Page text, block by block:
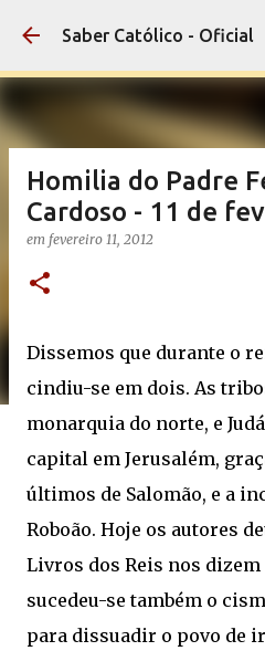
Pular para o
Saber Católico - Oficial
Homilia do Padre
Cardoso - 11 de
em fevereiro 11, 2012
Dissemos que durante o
cindiu-se em dois. As
monarquia do norte, e
capital em Jerusalém,
últimos de Salomão, e a
Roboão. Hoje os autores
Livros dos Reis nos
sucedeu-se também o
para dissuadir o povo de